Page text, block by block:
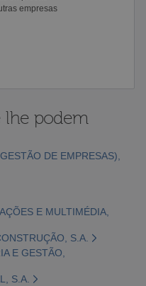
empresas
lhe podem
DE EMPRESAS),
E MULTIMÉDIA,
S.A.
E GESTÃO,
S.A.